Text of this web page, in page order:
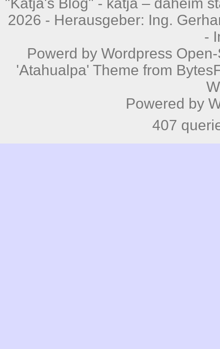
-
'Atahualpa' Theme from
Powered by
407